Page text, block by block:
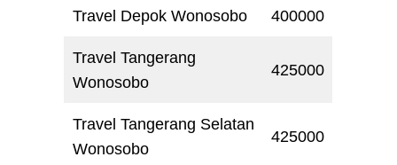
Travel Depok Wonosobo 400000
Travel Tangerang
Wonosobo
425000
Travel Tangerang Selatan
Wonosobo
425000